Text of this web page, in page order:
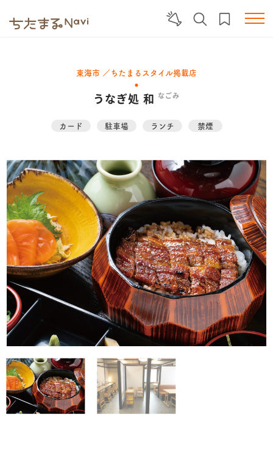
東海市 ／ちたまるスタイル掲載店
うなぎ処 和 なごみ
カード 駐車場 ランチ 禁煙